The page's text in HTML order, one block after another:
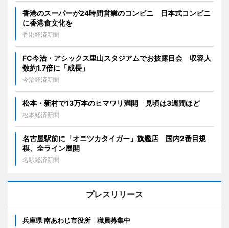
香港のスーパーが24時間営業のコンビニ 日本式コンビニ
に香港食文化を
香港経済新聞
FC今治・アシックス里山スタジアムでお披露目会 収容人
数約1.7倍に「成長」
今治経済新聞
松本・新村で13万本のヒマワリ満開 見頃は3週間ほど
松本経済新聞
名古屋駅前に「オニツカタイガー」旗艦店 国内2番目規
模、全ライン展開
名駅経済新聞
プレスリリース
兵庫県 南あわじ市役所 職員募集中